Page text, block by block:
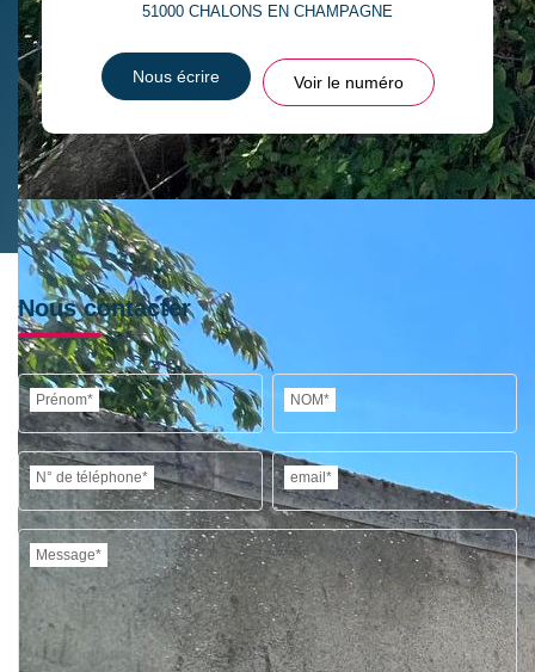
51000 CHALONS EN CHAMPAGNE
Nous écrire Voir le numéro
Nous contacter
Prénom* NOM*
N° de téléphone* email*
Message*